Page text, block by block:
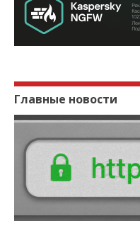
Главные новости